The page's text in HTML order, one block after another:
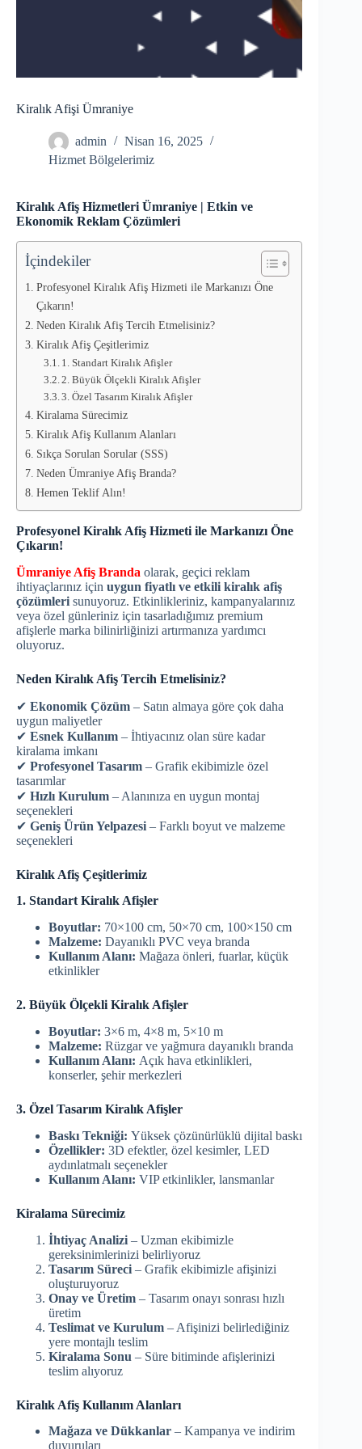
Kiralık Afişi Ümraniye
admin
Nisan 16, 2025
Hizmet Bölgelerimiz
Kiralık Afiş Hizmetleri Ümraniye | Etkin ve
Ekonomik Reklam Çözümleri
İçindekiler
Profesyonel Kiralık Afiş Hizmeti ile Markanızı Öne
Çıkarın!
Neden Kiralık Afiş Tercih Etmelisiniz?
Kiralık Afiş Çeşitlerimiz
1. Standart Kiralık Afişler
2. Büyük Ölçekli Kiralık Afişler
3. Özel Tasarım Kiralık Afişler
Kiralama Sürecimiz
Kiralık Afiş Kullanım Alanları
Sıkça Sorulan Sorular (SSS)
Neden Ümraniye Afiş Branda?
Hemen Teklif Alın!
Profesyonel Kiralık Afiş Hizmeti ile Markanızı Öne
Çıkarın!
Ümraniye Afiş Branda olarak, geçici reklam
ihtiyaçlarınız için uygun fiyatlı ve etkili kiralık afiş
çözümleri sunuyoruz. Etkinlikleriniz, kampanyalarınız
veya özel günleriniz için tasarladığımız premium
afişlerle marka bilinirliğinizi artırmanıza yardımcı
oluyoruz.
Neden Kiralık Afiş Tercih Etmelisiniz?
✔ Ekonomik Çözüm – Satın almaya göre çok daha
uygun maliyetler
✔ Esnek Kullanım – İhtiyacınız olan süre kadar
kiralama imkanı
✔ Profesyonel Tasarım – Grafik ekibimizle özel
tasarımlar
✔ Hızlı Kurulum – Alanınıza en uygun montaj
seçenekleri
✔ Geniş Ürün Yelpazesi – Farklı boyut ve malzeme
seçenekleri
Kiralık Afiş Çeşitlerimiz
1. Standart Kiralık Afişler
Boyutlar: 70×100 cm, 50×70 cm, 100×150 cm
Malzeme: Dayanıklı PVC veya branda
Kullanım Alanı: Mağaza önleri, fuarlar, küçük
etkinlikler
2. Büyük Ölçekli Kiralık Afişler
Boyutlar: 3×6 m, 4×8 m, 5×10 m
Malzeme: Rüzgar ve yağmura dayanıklı branda
Kullanım Alanı: Açık hava etkinlikleri,
konserler, şehir merkezleri
3. Özel Tasarım Kiralık Afişler
Baskı Tekniği: Yüksek çözünürlüklü dijital baskı
Özellikler: 3D efektler, özel kesimler, LED
aydınlatmalı seçenekler
Kullanım Alanı: VIP etkinlikler, lansmanlar
Kiralama Sürecimiz
İhtiyaç Analizi – Uzman ekibimizle
gereksinimlerinizi belirliyoruz
Tasarım Süreci – Grafik ekibimizle afişinizi
oluşturuyoruz
Onay ve Üretim – Tasarım onayı sonrası hızlı
üretim
Teslimat ve Kurulum – Afişinizi belirlediğiniz
yere montajlı teslim
Kiralama Sonu – Süre bitiminde afişlerinizi
teslim alıyoruz
Kiralık Afiş Kullanım Alanları
Mağaza ve Dükkanlar – Kampanya ve indirim
duyuruları